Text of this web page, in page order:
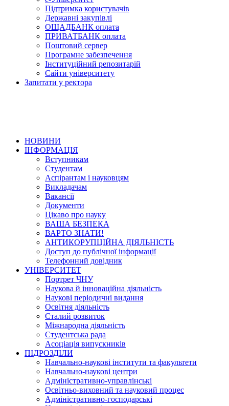
Підтримка користувачів
Державні закупівлі
ОЩАДБАНК оплата
ПРИВАТБАНК оплата
Поштовий сервер
Програмне забезпечення
Інституційний репозитарій
Сайти університету
Запитати у ректора
НОВИНИ
ІНФОРМАЦІЯ
Вступникам
Студентам
Аспірантам і науковцям
Викладачам
Вакансії
Документи
Цікаво про науку
ВАША БЕЗПЕКА
ВАРТО ЗНАТИ!
АНТИКОРУПЦІЙНА ДІЯЛЬНІСТЬ
Доступ до публічної інформації
Телефонний довідник
УНІВЕРСИТЕТ
Портрет ЧНУ
Наукова й інноваційна діяльність
Наукові періодичні видання
Освітня діяльність
Сталий розвиток
Міжнародна діяльність
Студентська рада
Асоціація випускників
ПІДРОЗДІЛИ
Навчально-наукові інститути та факультети
Навчально-наукові центри
Адміністративно-управлінські
Освітньо-виховний та науковий процес
Адміністративно-господарські